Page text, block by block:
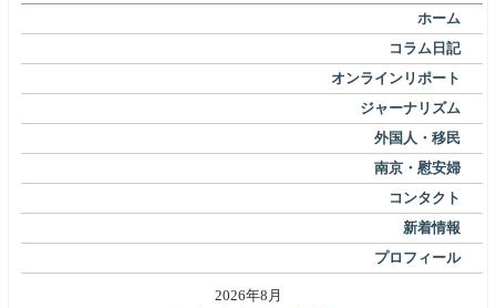
ホーム
コラム日記
オンラインリポート
ジャーナリズム
外国人・移民
南京・慰安婦
コンタクト
新着情報
プロフィール
2026年8月